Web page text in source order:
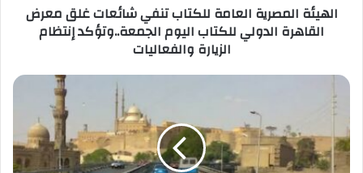
الدولي
للكتاب
إنتظام
الزيارة
والفعاليات
الهيئة المصرية العامة للكتاب تنفي شائعات غلق معرض
القاهرة الدولي للكتاب اليوم الجمعة..وتؤكد إنتظام
الزيارة والفعاليات
إختيار
أفضل
الشركات
لفك
وإزالة
كوبرى